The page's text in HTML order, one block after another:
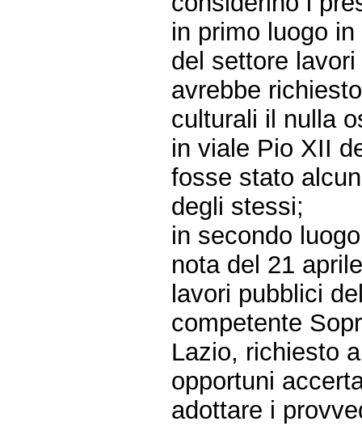
in primo luogo
del settore
avrebbe
culturali il nulla
in viale Pio XII
fosse stato
degli stessi;
in secondo
nota del 21
lavori pubblici
competente
Lazio, richiesto
opportuni
adottare i